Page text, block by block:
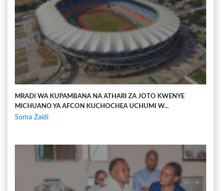
MRADI WA KUPAMBANA NA ATHARI ZA JOTO KWENYE
MICHUANO YA AFCON KUCHOCHEA UCHUMI W...
Soma Zaidi